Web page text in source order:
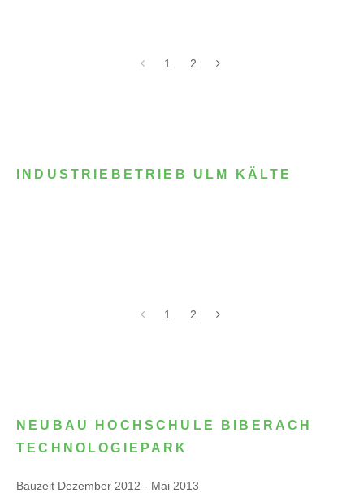
1 2
INDUSTRIEBETRIEB ULM KÄLTE
1 2
NEUBAU HOCHSCHULE BIBERACH
TECHNOLOGIEPARK
Bauzeit Dezember 2012 - Mai 2013